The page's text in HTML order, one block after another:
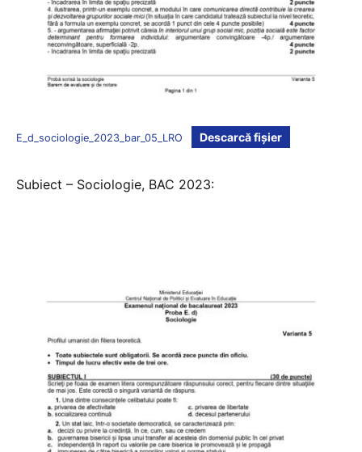
E_d_sociologie_2023_bar_05_LRO Descarcă fișier
Subiect – Sociologie, BAC 2023: